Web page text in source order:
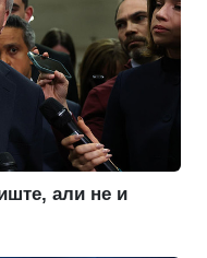
али не и